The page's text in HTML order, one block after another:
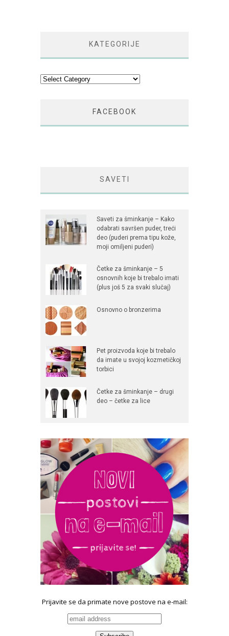
KATEGORIJE
Kategorije
FACEBOOK
SAVETI
Saveti za šminkanje – Kako
odabrati savršen puder, treći
deo (puderi prema tipu kože,
moji omiljeni puderi)
Četke za šminkanje – 5
osnovnih koje bi trebalo imati
(plus još 5 za svaki slučaj)
Osnovno o bronzerima
Pet proizvoda koje bi trebalo
da imate u svojoj kozmetičkoj
torbici
Četke za šminkanje – drugi
deo – četke za lice
Prijavite se da primate nove postove na e-mail: